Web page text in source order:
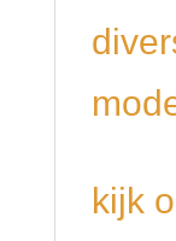
kijk